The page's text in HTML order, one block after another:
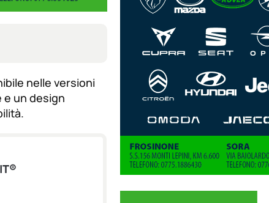
nelle versioni
e un design